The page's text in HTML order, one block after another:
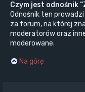
Czym jest odnośnik
Odnośnik ten
za forum, na której
moderatorów oraz
moderowane.
Na górę